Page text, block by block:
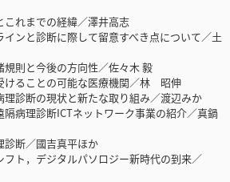
れまでの経緯／澤井高志
ンと診断に際して留意すべき点について／土
則と今後の方向性／佐々木 毅
ることの可能な医療機関／林 昭伸
診断の現状と新たな取り組み／渡辺みか
病理診断ICTネットワーク事業の紹介／真鍋
断／國吉真平ほか
ト，デジタルパソロジー新時代の到来／